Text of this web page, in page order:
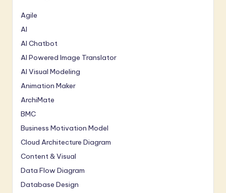
Agile
AI
AI Chatbot
AI Powered Image Translator
AI Visual Modeling
Animation Maker
ArchiMate
BMC
Business Motivation Model
Cloud Architecture Diagram
Content & Visual
Data Flow Diagram
Database Design